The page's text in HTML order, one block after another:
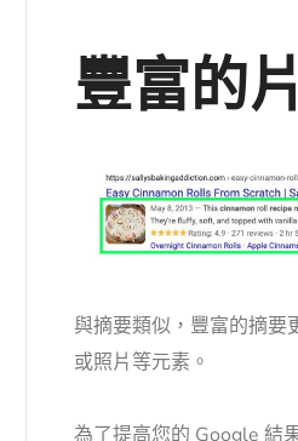
豐富的
與摘要類似，豐富的摘要
或照片等元素。
為了提高您的 Google 結